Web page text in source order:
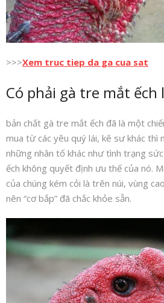
>>>Xem truc tiep da ga cua sat
Có phải gà tre mắt ếch
bản chất gà tre mắt ếch đã là một
mua từ các yêu quý lái, kê sư khác thì
những nhân tố khác như tình trạng
ếch không quyết định ưu thế của nó.
của chúng kém cỏi là trên núi, vùng
nên “cơ bắp” đã chắc khỏe sẵn.